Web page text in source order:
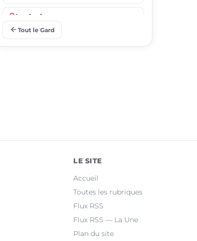
place Les Angles
Saint-Christol-lez-Alès
arrow_back Tout le Gard
LE SITE
Accueil
Toutes les rubriques
Flux RSS
Flux RSS — La Une
Plan du site